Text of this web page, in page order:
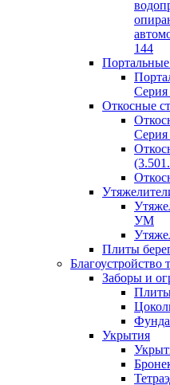
144
Портальные
Откосные
УМ
Плиты
Благоустройство
Заборы и
Плиты
Укрытия